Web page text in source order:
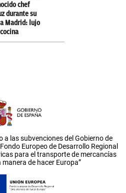
chef
durante su
Madrid: lujo
a las subvenciones del Gobierno de
Europeo de Desarrollo Regional
para el transporte de mercancías
manera de hacer Europa”